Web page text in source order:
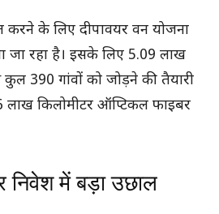
के लिए दीपावयर वन योजना
जा रहा है। इसके लिए 5.09 लाख
390 गांवों को जोड़ने की तैयारी
किलोमीटर ऑप्टिकल फाइबर
निवेश में बड़ा उछाल